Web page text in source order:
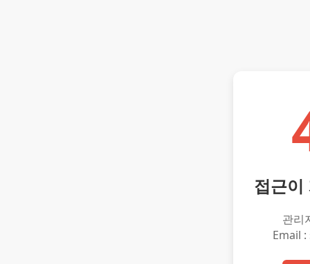
접근이
관리
Email